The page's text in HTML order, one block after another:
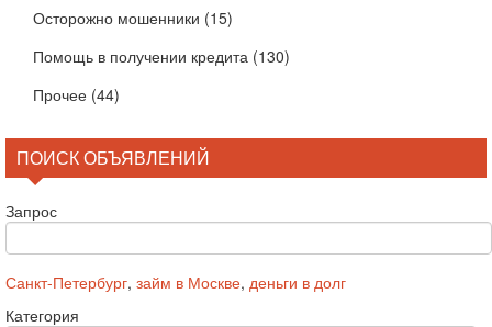
Осторожно мошенники (15)
Помощь в получении кредита (130)
Прочее (44)
ПОИСК ОБЪЯВЛЕНИЙ
Запрос
Санкт-Петербург, займ в Москве, деньги в долг
Категория